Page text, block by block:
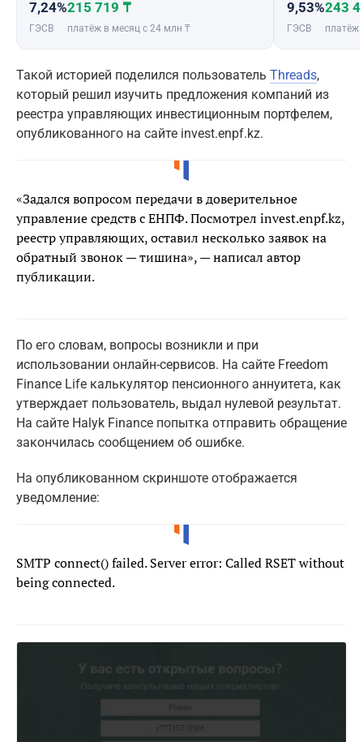
7,24%
ГЭСВ
215 719 ₸
платёж в месяц с 24 млн ₸
9,53%
ГЭСВ
243
платёж
Такой историей поделился пользователь Threads,
который решил изучить предложения компаний из
реестра управляющих инвестиционным портфелем,
опубликованного на сайте invest.enpf.kz.
«Задался вопросом передачи в доверительное
управление средств с ЕНПФ. Посмотрел invest.enpf.kz,
реестр управляющих, оставил несколько заявок на
обратный звонок — тишина», — написал автор
публикации.
По его словам, вопросы возникли и при
использовании онлайн-сервисов. На сайте Freedom
Finance Life калькулятор пенсионного аннуитета, как
утверждает пользователь, выдал нулевой результат.
На сайте Halyk Finance попытка отправить обращение
закончилась сообщением об ошибке.
На опубликованном скриншоте отображается
уведомление:
SMTP connect() failed. Server error: Called RSET without
being connected.